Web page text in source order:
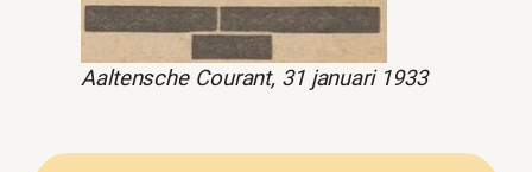
Aaltensche Courant, 31 januari 1933